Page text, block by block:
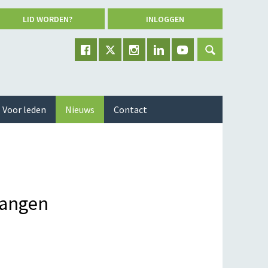
LID WORDEN? INLOGGEN
Voor leden Nieuws Contact